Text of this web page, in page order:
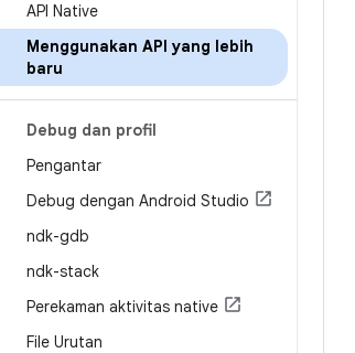
API Native
Menggunakan API yang lebih
baru
Debug dan profil
Pengantar
Debug dengan Android Studio
ndk-gdb
ndk-stack
Perekaman aktivitas native
File Urutan